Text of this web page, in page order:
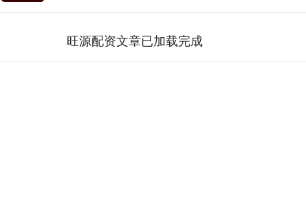
旺源配资文章已加载完成